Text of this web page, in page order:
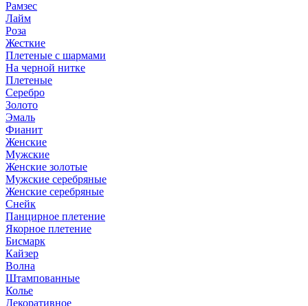
Рамзес
Лайм
Роза
Жесткие
Плетеные с шармами
На черной нитке
Плетеные
Серебро
Золото
Эмаль
Фианит
Женские
Мужские
Женские золотые
Мужские серебряные
Женские серебряные
Снейк
Панцирное плетение
Якорное плетение
Бисмарк
Кайзер
Волна
Штампованные
Колье
Декоративное